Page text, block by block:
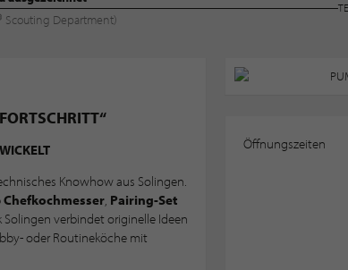
Scouting Department)
Knowhow aus Solingen.
Chefkochmesser, Pairing-Set
Solingen verbindet originelle Ideen
oder Routineköche mit
Öffnungszeiten